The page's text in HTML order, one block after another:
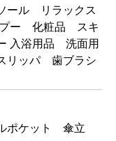
ール リラックス
ー 化粧品 スキ
入浴用品 洗面用
ッパ 歯ブラシ
ポケット 傘立